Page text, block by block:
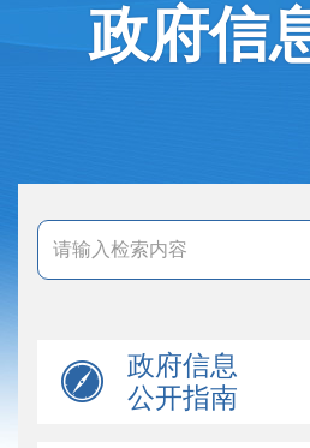
政府信
政府信息
公开指南